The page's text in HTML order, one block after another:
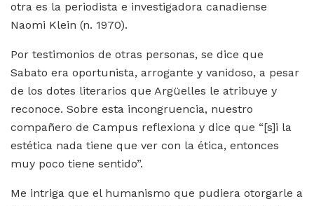
otra es la periodista e investigadora canadiense
Naomi Klein (n. 1970).
Por testimonios de otras personas, se dice que
Sabato era oportunista, arrogante y vanidoso, a pesar
de los dotes literarios que Argüelles le atribuye y
reconoce. Sobre esta incongruencia, nuestro
compañero de Campus reflexiona y dice que “[s]i la
estética nada tiene que ver con la ética, entonces
muy poco tiene sentido”.
Me intriga que el humanismo que pudiera otorgarle a